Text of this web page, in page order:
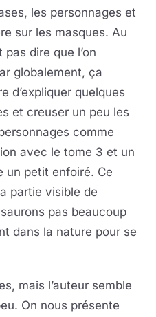
les personnages et
sur les masques. Au
dire que l’on
globalement, ça
d’expliquer quelques
et creuser un peu les
comme
avec le tome 3 et un
un petit enfoiré. Ce
partie visible de
saurons pas beaucoup
dans la nature pour se
mais l’auteur semble
On nous présente